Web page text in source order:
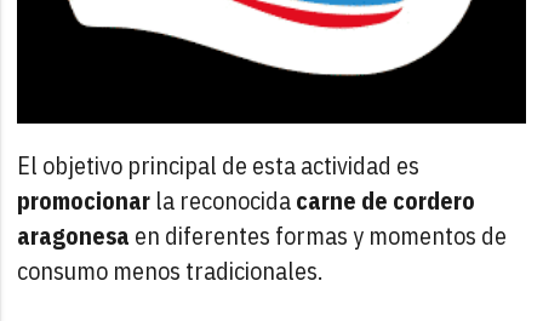
El objetivo principal de esta actividad es
promocionar la reconocidacarne de cordero
aragonesa en diferentes formas y momentos de
consumo menos tradicionales.